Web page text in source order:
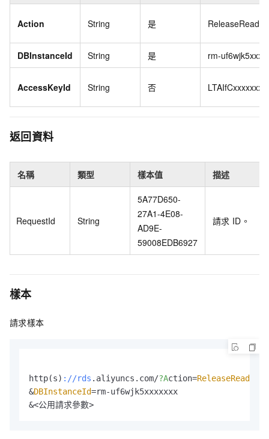
Action String 是
DBInstanceId String 是 rm-
AccessKeyId String 否 LTAIfCxxxxxxx
返回資料
名稱 類型 樣本值 描述
RequestId String
5A77D650-
27A1-4E08-
AD9E-
59008EDB6927
請求 ID。
樣本
請求樣本
http(s) ://rds .aliyuncs.com/?Action=
&DBInstanceId=rm-uf6wjk5xxxxxxx